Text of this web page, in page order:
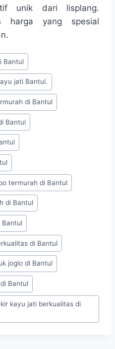
unik dari lisplang.
harga yang spesial
Bantul
jati Bantul.
di Bantul
Bantul
termurah di Bantul
di Bantul
Bantul
di Bantul
joglo di Bantul
Bantul
kayu jati berkualitas di